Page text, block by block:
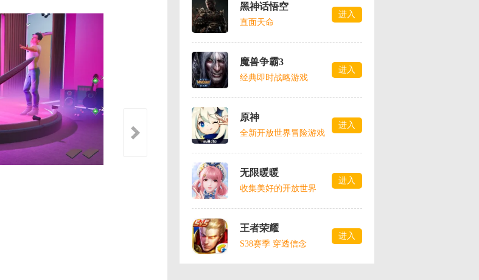
黑神话悟空
直面天命
进入
魔兽争霸3
经典即时战略游戏
进入
原神
全新开放世界冒险游戏
进入
无限暖暖
收集美好的开放世界
进入
王者荣耀
S38赛季 穿透信念
进入